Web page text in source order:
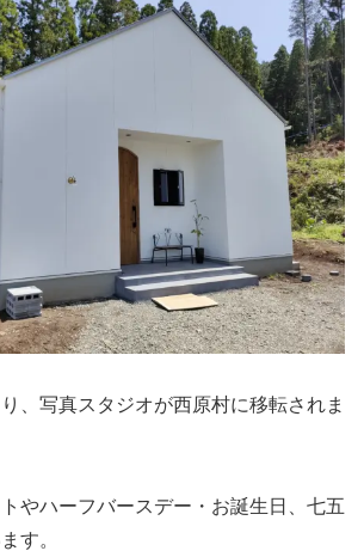
、写真スタジオが西原村に移転されま
やハーフバースデー・お誕生日、七五
す。